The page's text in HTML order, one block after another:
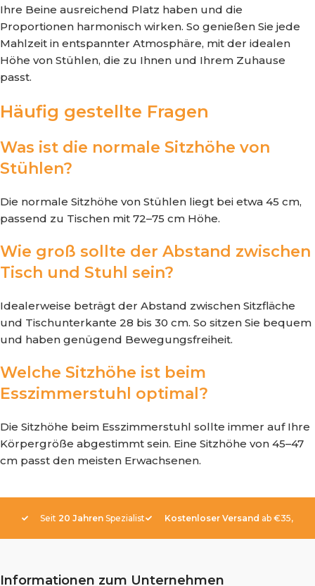
Ihre Beine ausreichend Platz haben und die
Proportionen harmonisch wirken. So genießen Sie jede
Mahlzeit in entspannter Atmosphäre, mit der idealen
Höhe von Stühlen, die zu Ihnen und Ihrem Zuhause
passt.
Häufig gestellte Fragen
Was ist die normale Sitzhöhe von
Stühlen?
Die normale Sitzhöhe von Stühlen liegt bei etwa 45 cm,
passend zu Tischen mit 72–75 cm Höhe.
Wie groß sollte der Abstand zwischen
Tisch und Stuhl sein?
Idealerweise beträgt der Abstand zwischen Sitzfläche
und Tischunterkante 28 bis 30 cm. So sitzen Sie bequem
und haben genügend Bewegungsfreiheit.
Welche Sitzhöhe ist beim
Esszimmerstuhl optimal?
Die Sitzhöhe beim Esszimmerstuhl sollte immer auf Ihre
Körpergröße abgestimmt sein. Eine Sitzhöhe von 45–47
cm passt den meisten Erwachsenen.
Seit 20 Jahren Spezialist Kostenloser Versand ab €35,-
Informationen zum Unternehmen